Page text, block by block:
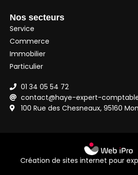
Nos secteurs
Service
Commerce
Immobilier
Particulier
01 34 05 54 72
contact@haye-expert-
100 Rue des Chesneaux, 95160
Création de sites internet pour